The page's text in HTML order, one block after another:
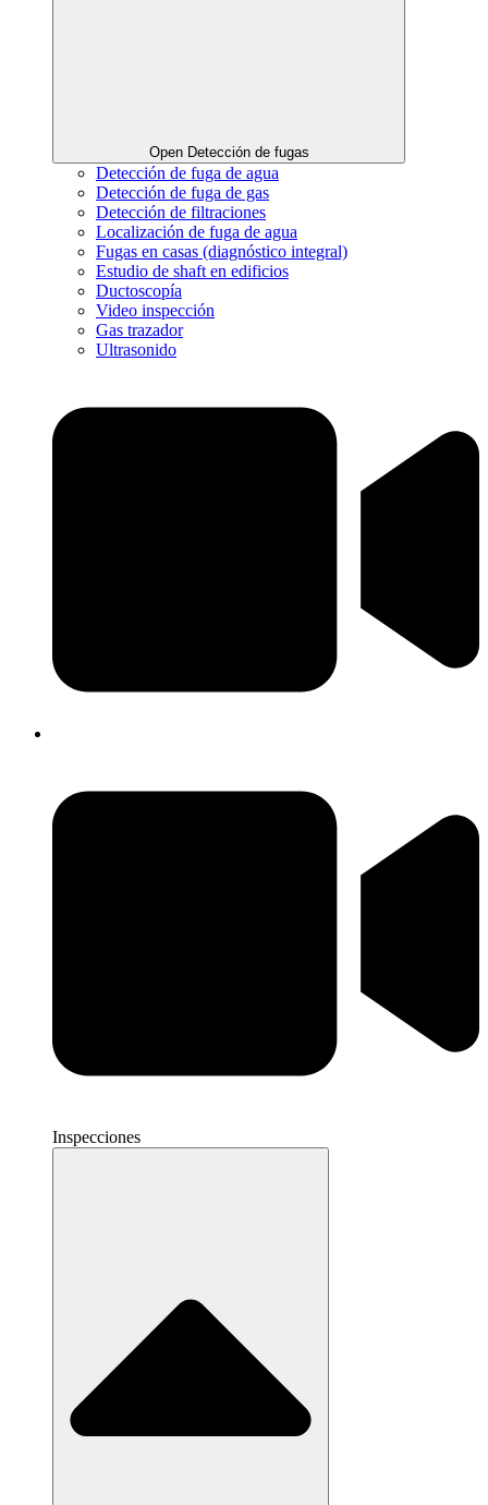
Open Detección de fugas
Detección de fuga de agua
Detección de fuga de gas
Detección de filtraciones
Localización de fuga de agua
Fugas en casas (diagnóstico integral)
Estudio de shaft en edificios
Ductoscopía
Video inspección
Gas trazador
Ultrasonido
Inspecciones